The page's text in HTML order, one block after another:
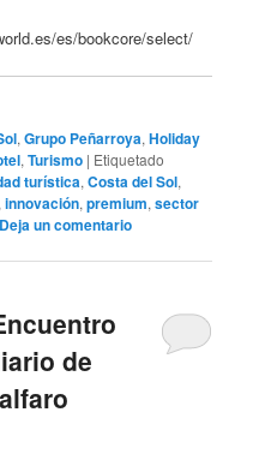
es/bookcore/select/
,Grupo Peñarroya,Holiday
,Turismo | Etiquetado
turística,Costa del Sol,
,innovación,premium,sector
Deja un comentario
de